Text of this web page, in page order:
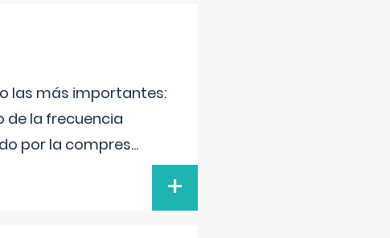
las más importantes:
de la frecuencia
por la compres...
+